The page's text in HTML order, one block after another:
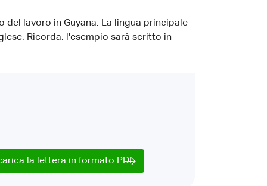
lavoro in Guyana. La lingua principale
Ricorda, l'esempio sarà scritto in
la lettera in formato PDF